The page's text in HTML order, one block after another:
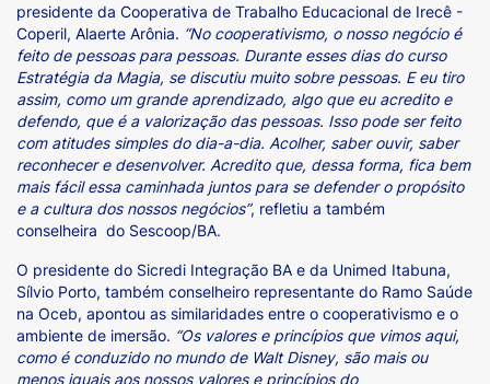
presidente da Cooperativa de Trabalho Educacional de Irecê -
Coperil, Alaerte Arônia. “No cooperativismo, o nosso negócio é
feito de pessoas para pessoas. Durante esses dias do curso
Estratégia da Magia, se discutiu muito sobre pessoas. E eu tiro
assim, como um grande aprendizado, algo que eu acredito e
defendo, que é a valorização das pessoas. Isso pode ser feito
com atitudes simples do dia-a-dia. Acolher, saber ouvir, saber
reconhecer e desenvolver. Acredito que, dessa forma, fica bem
mais fácil essa caminhada juntos para se defender o propósito
e a cultura dos nossos negócios”, refletiu a também
conselheira do Sescoop/BA.
O presidente do Sicredi Integração BA e da Unimed Itabuna,
Sílvio Porto, também conselheiro representante do Ramo Saúde
na Oceb, apontou as similaridades entre o cooperativismo e o
ambiente de imersão. “Os valores e princípios que vimos aqui,
como é conduzido no mundo de Walt Disney, são mais ou
menos iguais aos nossos valores e princípios do